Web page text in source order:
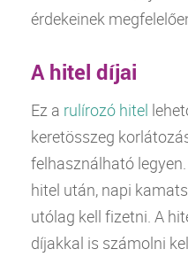
érdekeinek
A hitel díjai
Ez a rulírozó hitel
keretösszeg
felhasználható
hitel után, napi
utólag kell fizetni. A
díjakkal is számolni